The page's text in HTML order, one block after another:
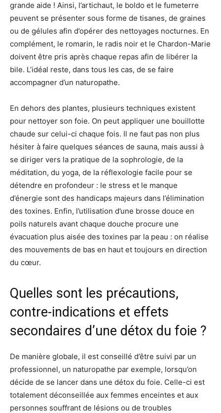
grande aide ! Ainsi, l’artichaut, le boldo et le fumeterre
peuvent se présenter sous forme de tisanes, de graines
ou de gélules afin d’opérer des nettoyages nocturnes. En
complément, le romarin, le radis noir et le Chardon-Marie
doivent être pris après chaque repas afin de libérer la
bile. L’idéal reste, dans tous les cas, de se faire
accompagner d’un naturopathe.
En dehors des plantes, plusieurs techniques existent
pour nettoyer son foie. On peut appliquer une bouillotte
chaude sur celui-ci chaque fois. Il ne faut pas non plus
hésiter à faire quelques séances de sauna, mais aussi à
se diriger vers la pratique de la sophrologie, de la
méditation, du yoga, de la réflexologie facile pour se
détendre en profondeur : le stress et le manque
d’énergie sont des handicaps majeurs dans l’élimination
des toxines. Enfin, l’utilisation d’une brosse douce en
poils naturels avant chaque douche procure une
évacuation plus aisée des toxines par la peau : on réalise
des mouvements de bas en haut et toujours en direction
du cœur.
Quelles sont les précautions,
contre-indications et effets
secondaires d’une détox du foie ?
De manière globale, il est conseillé d’être suivi par un
professionnel, un naturopathe par exemple, lorsqu’on
décide de se lancer dans une détox du foie. Celle-ci est
totalement déconseillée aux femmes enceintes et aux
personnes souffrant de lésions ou de troubles